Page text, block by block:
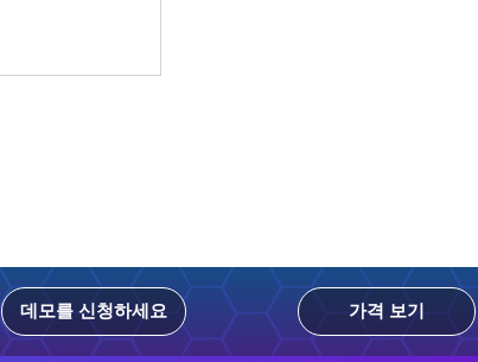
데모를 신청하세요 가격 보기